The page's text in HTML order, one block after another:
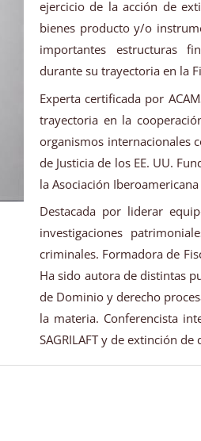
ejercicio de la acción de
bienes producto y/o
importantes estructuras
durante su trayectoria en la
Experta certificada por
trayectoria en la
organismos internacionales
de Justicia de los EE. UU.
la Asociación
Destacada por liderar
investigaciones
criminales. Formadora de
Ha sido autora de distintas
de Dominio y derecho
la materia. Conferencista
SAGRILAFT y de extinción de